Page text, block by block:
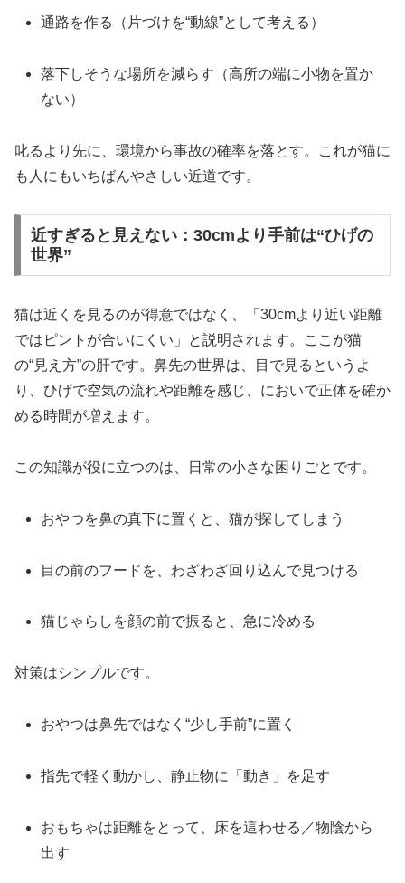
通路を作る（片づけを“動線”として考える）
落下しそうな場所を減らす（高所の端に小物を置か
ない）
叱るより先に、環境から事故の確率を落とす。これが猫に
も人にもいちばんやさしい近道です。
近すぎると見えない：30cmより手前は“ひげの
世界”
猫は近くを見るのが得意ではなく、「30cmより近い距離
ではピントが合いにくい」と説明されます。ここが猫
の“見え方”の肝です。鼻先の世界は、目で見るというよ
り、ひげで空気の流れや距離を感じ、においで正体を確か
める時間が増えます。
この知識が役に立つのは、日常の小さな困りごとです。
おやつを鼻の真下に置くと、猫が探してしまう
目の前のフードを、わざわざ回り込んで見つける
猫じゃらしを顔の前で振ると、急に冷める
対策はシンプルです。
おやつは鼻先ではなく“少し手前”に置く
指先で軽く動かし、静止物に「動き」を足す
おもちゃは距離をとって、床を這わせる／物陰から
出す